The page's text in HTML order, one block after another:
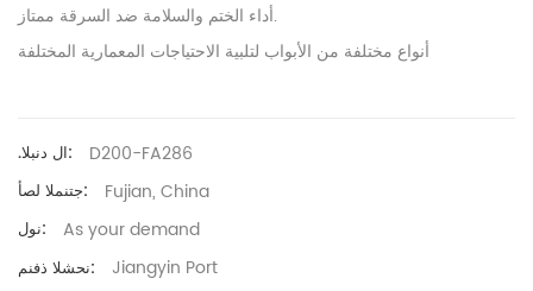
أداء الختم والسلامة ضد السرقة ممتاز.
أنواع مختلفة من الأبواب لتلبية الاحتياجات المعمارية المختلفة
.ال دنبلا: D200-FA286
جتنملا لصأ: Fujian, China
نول: As your demand
نحشلا ذفنم: Jiangyin Port